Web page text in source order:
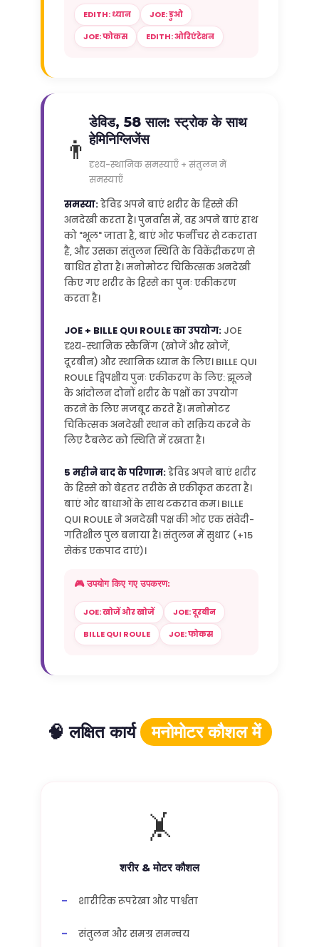
EDITH: ध्यान
JOE: डुओ
JOE: फोकस
EDITH: ओरिएंटेशन
👨
डेविड, 58 साल: स्ट्रोक के साथ
हेमिनिग्लिजेंस
दृश्य-स्थानिक समस्याएँ + संतुलन में
समस्याएँ
समस्या:डेविड अपने बाएं शरीर के हिस्से की
अनदेखी करता है। पुनर्वास में, वह अपने बाएं हाथ
को "भूल" जाता है, बाएं ओर फर्नीचर से टकराता
है, और उसका संतुलन स्थिति के विकेंद्रीकरण से
बाधित होता है। मनोमोटर चिकित्सक अनदेखी
किए गए शरीर के हिस्से का पुनः एकीकरण
करता है।
JOE + BILLE QUI ROULE का उपयोग:JOE
दृश्य-स्थानिक स्कैनिंग (खोजें और खोजें,
दूरबीन) और स्थानिक ध्यान के लिए। BILLE QUI
ROULE द्विपक्षीय पुनः एकीकरण के लिए: झूलने
के आंदोलन दोनों शरीर के पक्षों का उपयोग
करने के लिए मजबूर करते हैं। मनोमोटर
चिकित्सक अनदेखी स्थान को सक्रिय करने के
लिए टैबलेट को स्थिति में रखता है।
5 महीने बाद के परिणाम:डेविड अपने बाएं शरीर
के हिस्से को बेहतर तरीके से एकीकृत करता है।
बाएं ओर बाधाओं के साथ टकराव कम। BILLE
QUI ROULE ने अनदेखी पक्ष की ओर एक संवेदी-
गतिशील पुल बनाया है। संतुलन में सुधार (+15
सेकंड एकपाद दाएं)।
🎮 उपयोग किए गए उपकरण:
JOE: खोजें और खोजें
JOE: दूरबीन
BILLE QUI ROULE
JOE: फोकस
🧠 लक्षित कार्य मनोमोटर कौशल में
🤸
शरीर & मोटर कौशल
शारीरिक रूपरेखा और पार्श्वता
संतुलन और समग्र समन्वय